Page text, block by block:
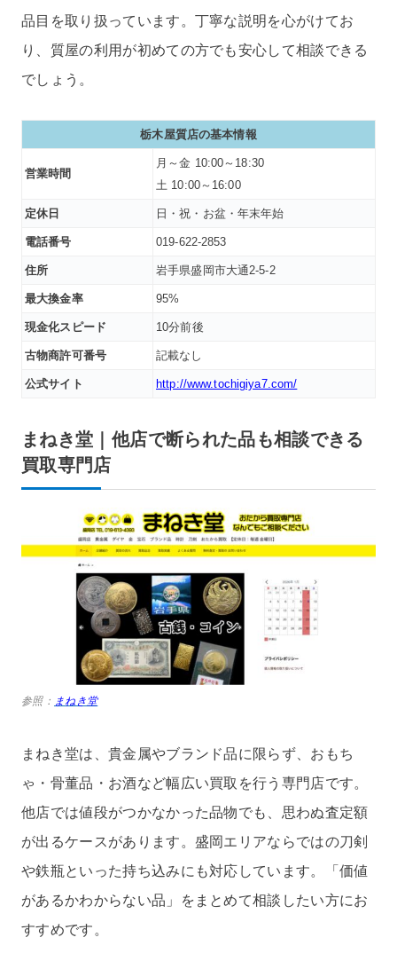
品目を取り扱っています。丁寧な説明を心がけてお
り、質屋の利用が初めての方でも安心して相談できる
でしょう。
栃木屋質店の基本情報
営業時間
月～金 10:00～18:30
土 10:00～16:00
定休日 日・祝・お盆・年末年始
電話番号 019-622-2853
住所 岩手県盛岡市大通2-5-2
最大換金率 95%
現金化スピード 10分前後
古物商許可番号 記載なし
公式サイト http://www.tochigiya7.com/
まねき堂｜他店で断られた品も相談できる
買取専門店
参照： まねき堂
まねき堂は、貴金属やブランド品に限らず、おもち
ゃ・骨董品・お酒など幅広い買取を行う専門店です。
他店では値段がつかなかった品物でも、思わぬ査定額
が出るケースがあります。盛岡エリアならではの刀剣
や鉄瓶といった持ち込みにも対応しています。「価値
があるかわからない品」をまとめて相談したい方にお
すすめです。